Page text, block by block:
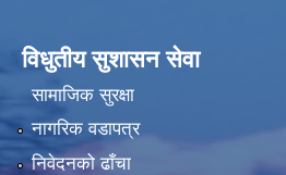
विधुतीय सुशासन सेवा
सामाजिक सुरक्षा
नागरिक वडापत्र
निवेदनको ढाँचा